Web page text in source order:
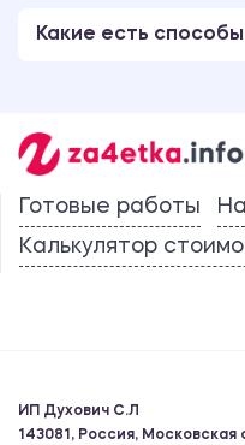
Какие есть
Готовые работы
Калькулятор
ИП Духович С.Л
143081, Россия,